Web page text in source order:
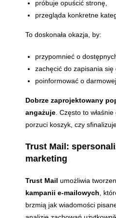
próbuje opuścić stronę,
przegląda konkretne
To doskonała okazja, by:
przypomnieć o
zachęcić do zapisania się
poinformować o
Dobrze zaprojektowany
angażuje . Często to
porzuci koszyk, czy
Trust Mail:
marketing
Trust Mail umożliwia
kampanii e-mailowych ,
brzmią jak wiadomości